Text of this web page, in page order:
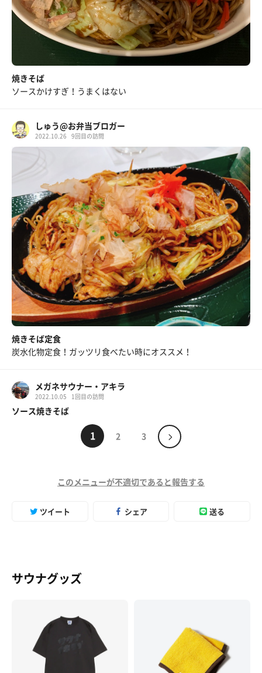
焼きそば
ソースかけすぎ！うまくはない
しゅう@お弁当ブロガー
2022.10.26 9回目の訪問
焼きそば定食
炭水化物定食！ガッツリ食べたい時にオススメ！
メガネサウナー・アキラ
2022.10.05 1回目の訪問
ソース焼きそば
1 2 3
このメニューが不適切であると報告する
ツイート シェア 送る
サウナグッズ